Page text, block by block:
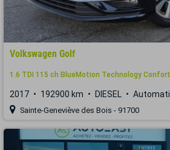
Volkswagen Golf
1.6 TDI 115 ch BlueMotion Technology
2017 192900 km DIESEL
Sainte-Geneviève des Bois - 91700